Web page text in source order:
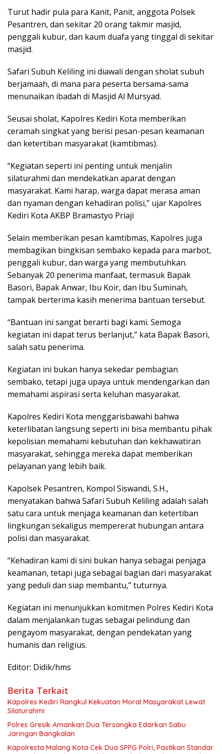
Turut hadir pula para Kanit, Panit, anggota Polsek
Pesantren, dan sekitar 20 orang takmir masjid,
penggali kubur, dan kaum duafa yang tinggal di sekitar
masjid.
Safari Subuh Keliling ini diawali dengan sholat subuh
berjamaah, di mana para peserta bersama-sama
menunaikan ibadah di Masjid Al Mursyad.
Seusai sholat, Kapolres Kediri Kota memberikan
ceramah singkat yang berisi pesan-pesan keamanan
dan ketertiban masyarakat (kamtibmas).
“Kegiatan seperti ini penting untuk menjalin
silaturahmi dan mendekatkan aparat dengan
masyarakat. Kami harap, warga dapat merasa aman
dan nyaman dengan kehadiran polisi,” ujar Kapolres
Kediri Kota AKBP Bramastyo Priaji
Selain memberikan pesan kamtibmas, Kapolres juga
membagikan bingkisan sembako kepada para marbot,
penggali kubur, dan warga yang membutuhkan.
Sebanyak 20 penerima manfaat, termasuk Bapak
Basori, Bapak Anwar, Ibu Koir, dan Ibu Suminah,
tampak berterima kasih menerima bantuan tersebut.
“Bantuan ini sangat berarti bagi kami. Semoga
kegiatan ini dapat terus berlanjut,” kata Bapak Basori,
salah satu penerima.
Kegiatan ini bukan hanya sekedar pembagian
sembako, tetapi juga upaya untuk mendengarkan dan
memahami aspirasi serta keluhan masyarakat.
Kapolres Kediri Kota menggarisbawahi bahwa
keterlibatan langsung seperti ini bisa membantu pihak
kepolisian memahami kebutuhan dan kekhawatiran
masyarakat, sehingga mereka dapat memberikan
pelayanan yang lebih baik.
Kapolsek Pesantren, Kompol Siswandi, S.H.,
menyatakan bahwa Safari Subuh Keliling adalah salah
satu cara untuk menjaga keamanan dan ketertiban
lingkungan sekaligus mempererat hubungan antara
polisi dan masyarakat.
“Kehadiran kami di sini bukan hanya sebagai penjaga
keamanan, tetapi juga sebagai bagian dari masyarakat
yang peduli dan siap membantu,” tuturnya.
Kegiatan ini menunjukkan komitmen Polres Kediri Kota
dalam menjalankan tugas sebagai pelindung dan
pengayom masyarakat, dengan pendekatan yang
humanis dan religius.
Editor: Didik/hms
Berita Terkait
Kapolres Kediri Rangkul Kekuatan Moral Masyarakat Lewat
Silaturahmi
Polres Gresik Amankan Dua Tersangka Edarkan Sabu
Jaringan Bangkalan
Kapolresta Malang Kota Cek Dua SPPG Polri, Pastikan Standar